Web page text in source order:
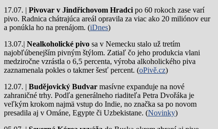
17.07. | Pivovar v Jindřichovom Hradci po 60 rokoch zase varí
pivo. Radnica chátrajúca areál opravila za viac ako 20 miliónov eur
a ponúkla ho na prenájom. (iDnes)
13.07.| Nealkoholické pivo sa v Nemecku stalo už tretím
najobľúbenejším pivným štýlom. Zatiaľ čo jeho produkcia vlani
medziročne vzrástla o 6,5 percenta, výroba alkoholického piva
zaznamenala pokles o takmer šesť percent. (oPivě.cz)
12.07. | Budějovický Budvar masívne expanduje na nové
zahraničné trhy. Podľa generálneho riaditeľa Petra Dvořáka je
veľkým krokom najmä vstup do Indie, no značka sa po novom
presadila aj v Ománe, Egypte či Uzbekistane. (Novinky)